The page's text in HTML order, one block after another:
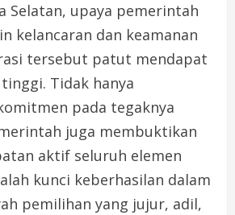
Selatan, upaya pemerintah
kelancaran dan keamanan
tersebut patut mendapat
Tidak hanya
pada tegaknya
juga membuktikan
aktif seluruh elemen
kunci keberhasilan dalam
pemilihan yang jujur, adil,